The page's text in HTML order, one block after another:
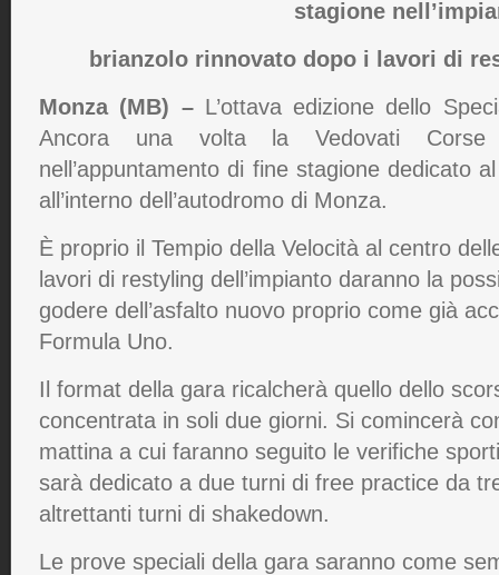
stagione
brianzolo rinnovato dopo i lavori di
Monza (MB) – L’ottava edizione dello
Ancora una volta la Vedovati
nell’appuntamento di fine stagione dedicato
all’interno dell’autodromo di Monza.
È proprio il Tempio della Velocità al centro
lavori di restyling dell’impianto daranno la
godere dell’asfalto nuovo proprio come già
Formula Uno.
Il format della gara ricalcherà quello dello
concentrata in soli due giorni. Si comincerà
mattina a cui faranno seguito le verifiche
sarà dedicato a due turni di free practice da
altrettanti turni di shakedown.
Le prove speciali della gara saranno come